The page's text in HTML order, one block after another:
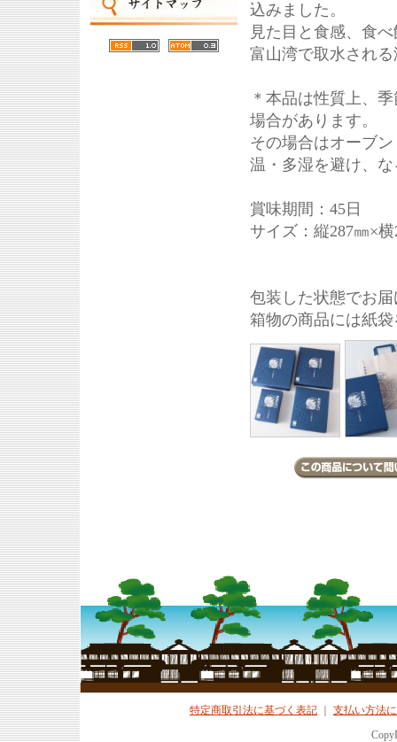
込みました。
見た目と食感、食
富山湾で取水され
＊本品は性質上、
場合があります。
その場合はオーブ
温・多湿を避け、
賞味期間：45日
サイズ：縦287㎜×
包装した状態でお
箱物の商品には紙
特定商取引法に基づく表記
支払い方法